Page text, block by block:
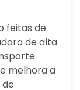
feitas de
de alta
melhora a